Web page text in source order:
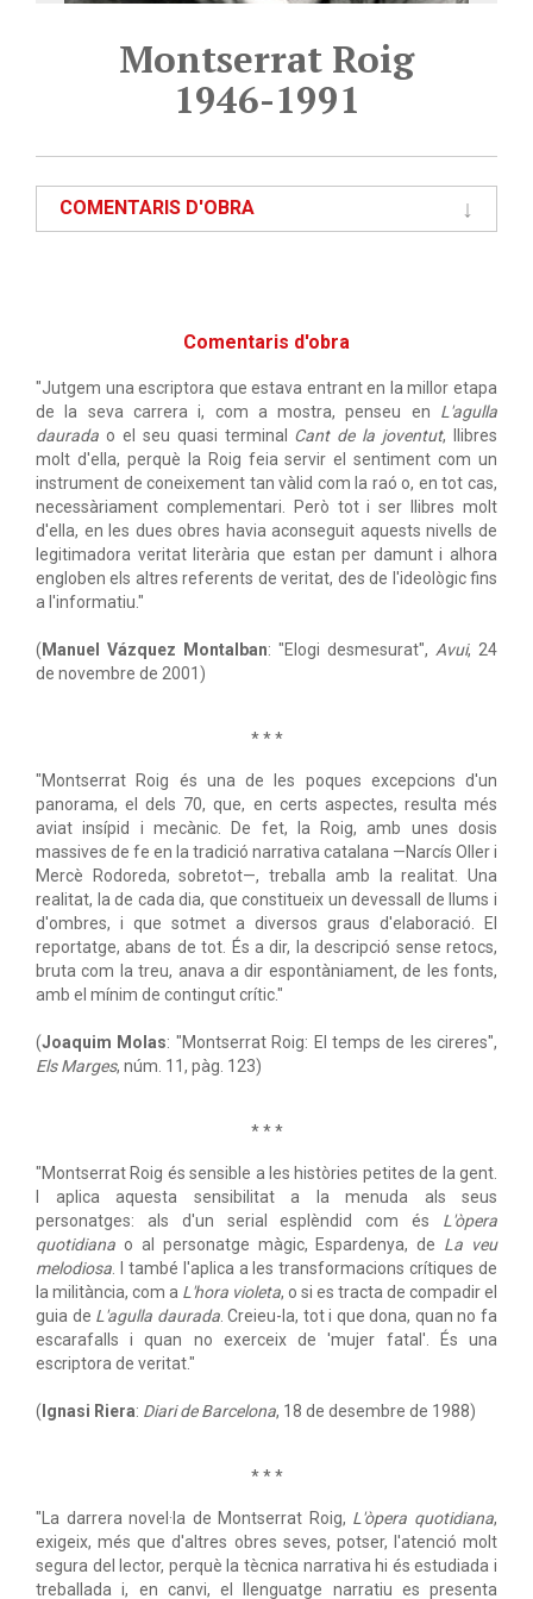
Montserrat Roig
1946-1991
COMENTARIS D'OBRA
Comentaris d'obra
"Jutgem una escriptora que estava entrant en la millor etapa
de la seva carrera i, com a mostra, penseu en L'agulla
daurada o el seu quasi terminal Cant de la joventut, llibres
molt d'ella, perquè la Roig feia servir el sentiment com un
instrument de coneixement tan vàlid com la raó o, en tot cas,
necessàriament complementari. Però tot i ser llibres molt
d'ella, en les dues obres havia aconseguit aquests nivells de
legitimadora veritat literària que estan per damunt i alhora
engloben els altres referents de veritat, des de l'ideològic fins
a l'informatiu."
( Manuel Vázquez Montalban: "Elogi desmesurat", Avui, 24
de novembre de 2001)
* * *
"Montserrat Roig és una de les poques excepcions d'un
panorama, el dels 70, que, en certs aspectes, resulta més
aviat insípid i mecànic. De fet, la Roig, amb unes dosis
massives de fe en la tradició narrativa catalana —Narcís Oller i
Mercè Rodoreda, sobretot—, treballa amb la realitat. Una
realitat, la de cada dia, que constitueix un devessall de llums i
d'ombres, i que sotmet a diversos graus d'elaboració. El
reportatge, abans de tot. És a dir, la descripció sense retocs,
bruta com la treu, anava a dir espontàniament, de les fonts,
amb el mínim de contingut crític."
(Joaquim Molas: "Montserrat Roig: El temps de les cireres",
Els Marges, núm. 11, pàg. 123)
* * *
"Montserrat Roig és sensible a les històries petites de la gent.
I aplica aquesta sensibilitat a la menuda als seus
personatges: als d'un serial esplèndid com és L'òpera
quotidiana o al personatge màgic, Espardenya, de La veu
melodiosa . I també l'aplica a les transformacions crítiques de
la militància, com a L'hora violeta, o si es tracta de compadir el
guia de L'agulla daurada. Creieu-la, tot i que dona, quan no fa
escarafalls i quan no exerceix de 'mujer fatal'. És una
escriptora de veritat."
( Ignasi Riera: Diari de Barcelona, 18 de desembre de 1988)
* * *
"La darrera novel·la de Montserrat Roig, L'òpera quotidiana,
exigeix, més que d'altres obres seves, potser, l'atenció molt
segura del lector, perquè la tècnica narrativa hi és estudiada i
treballada i, en canvi, el llenguatge narratiu es presenta